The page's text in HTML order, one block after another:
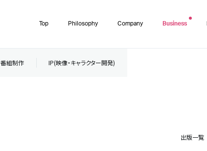
Top Philosophy Company Business
番組制作 IP(映像・キャラクター開発)
出版一覧